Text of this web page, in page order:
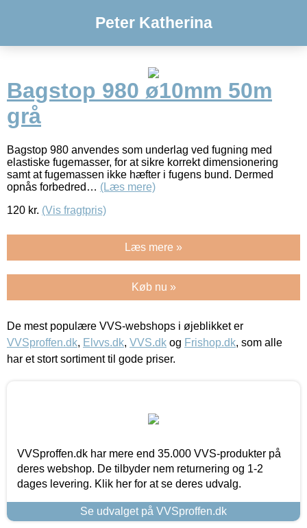
Peter Katherina
Bagstop 980 ø10mm 50m
grå
Bagstop 980 anvendes som underlag ved fugning med
elastiske fugemasser, for at sikre korrekt dimensionering
samt at fugemassen ikke hæfter i fugens bund. Dermed
opnås forbedred… (Læs mere)
120 kr. (Vis fragtpris)
Læs mere »
Køb nu »
De mest populære VVS-webshops i øjeblikket er
VVSproffen.dk, Elvvs.dk, VVS.dk og Frishop.dk, som alle
har et stort sortiment til gode priser.
VVSproffen.dk har mere end 35.000 VVS-produkter på
deres webshop. De tilbyder nem returnering og 1-2
dages levering. Klik her for at se deres udvalg.
Se udvalget på VVSproffen.dk